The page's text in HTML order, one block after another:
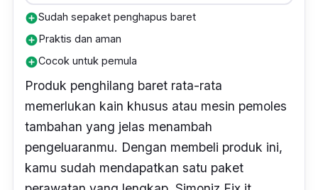
add_circleSudah sepaket penghapus baret
add_circlePraktis dan aman
add_circleCocok untuk pemula
Produk penghilang baret rata-rata
memerlukan kain khusus atau mesin pemoles
tambahan yang jelas menambah
pengeluaranmu. Dengan membeli produk ini,
kamu sudah mendapatkan satu paket